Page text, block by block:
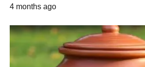
4 months ago